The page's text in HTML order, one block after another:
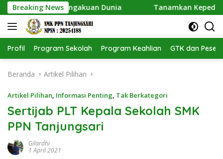
Langsung
ke
konten
Breaking News
Pengakuan Dunia Tanamkan Kepedulian
Profil Program Sekolah Program Keahlian GTK dan
Beranda Artikel Pilihan
Artikel Pilihan, Informasi Penting, Tak Berkategori
Sertijab PLT Kepala Sekolah SMK
PPN Tanjungsari
Gilardhi
1 April 2021